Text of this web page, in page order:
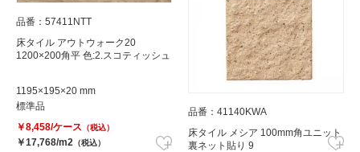
品番：57411NTT
床タイル アウトウォーク20
1200×200角平 色:2.スコティッシュ
1195×195×20 mm
標準品
￥8,458/ケース （税込）
￥17,768/m2 （税込）
品番：41140KWA
床タイル メシア 100mm角ユニット
裏ネット貼り 9